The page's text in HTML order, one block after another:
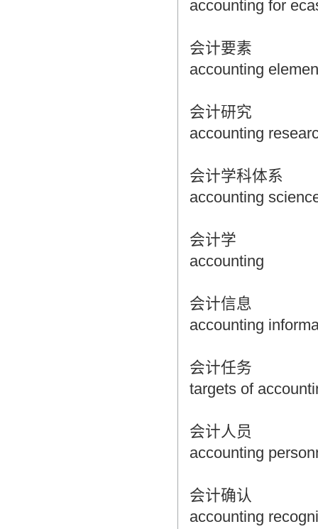
accounting for
会计要素
accounting
会计研究
accounting
会计学科体系
accounting
会计学
accounting
会计信息
accounting
会计任务
targets of
会计人员
accounting
会计确认
accounting